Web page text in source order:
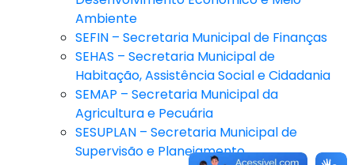
Ambiente
SEFIN – Secretaria Municipal de Finanças
SEHAS – Secretaria Municipal de
Habitação, Assistência Social e Cidadania
SEMAP – Secretaria Municipal da
Agricultura e Pecuária
SESUPLAN – Secretaria Municipal de
Supervisão e Planejamento